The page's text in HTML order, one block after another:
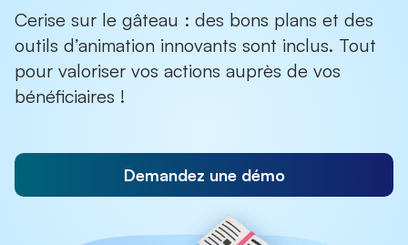
Cerise sur le gâteau : des bons plans et des
outils d’animation innovants sont inclus. Tout
pour valoriser vos actions auprès de vos
bénéficiaires !
Demandez une démo